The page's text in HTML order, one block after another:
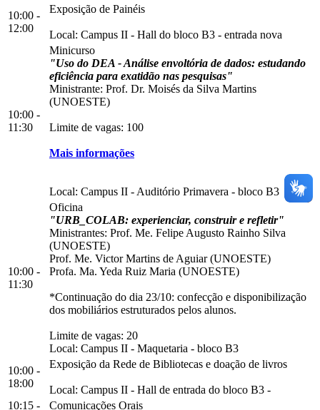
10:00 -
12:00
Exposição de Painéis
Local: Campus II - Hall do bloco B3 - entrada nova
10:00 -
11:30
Minicurso
"Uso do DEA - Análise envoltória de dados: estudando
eficiência para exatidão nas pesquisas"
Ministrante: Prof. Dr. Moisés da Silva Martins
(UNOESTE)
Limite de vagas: 100
Mais informações
Local: Campus II - Auditório Primavera - bloco B3
10:00 -
11:30
Oficina
"URB_COLAB: experienciar, construir e refletir"
Ministrantes: Prof. Me. Felipe Augusto Rainho Silva
(UNOESTE)
Prof. Me. Victor Martins de Aguiar (UNOESTE)
Profa. Ma. Yeda Ruiz Maria (UNOESTE)
*Continuação do dia 23/10: confecção e disponibilização
dos mobiliários estruturados pelos alunos.
Limite de vagas: 20
Local: Campus II - Maquetaria - bloco B3
10:00 -
18:00
Exposição da Rede de Bibliotecas e doação de livros
Local: Campus II - Hall de entrada do bloco B3 -
10:15 -
Comunicações Orais